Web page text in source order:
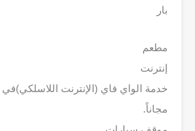
بار
مطعم
إنترنت
خدمة الواي فاي (الإنترنت اللاسلكي)في
مجاناً.